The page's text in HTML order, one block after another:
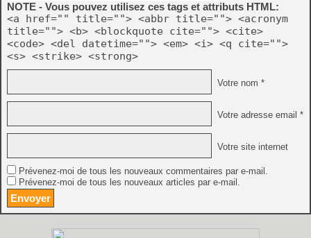
NOTE - Vous pouvez utilisez ces tags et attributs HTML:
<a href="" title=""> <abbr title=""> <acronym
title=""> <b> <blockquote cite=""> <cite>
<code> <del datetime=""> <em> <i> <q cite="">
<s> <strike> <strong>
Votre nom *
Votre adresse email *
Votre site internet
Prévenez-moi de tous les nouveaux commentaires par e-mail.
Prévenez-moi de tous les nouveaux articles par e-mail.